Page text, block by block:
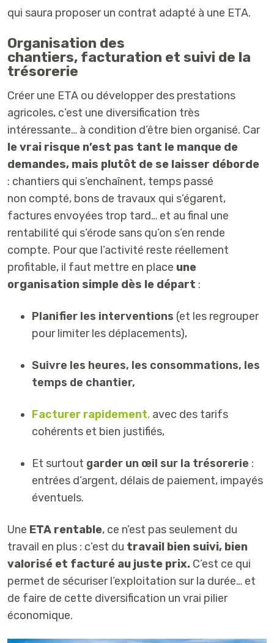
qui saura proposer un contrat adapté à une ETA.
Organisation des
chantiers, facturation et suivi de la
trésorerie
Créer une ETA ou développer des prestations
agricoles, c’est une diversification très
intéressante… à condition d’être bien organisé. Car
le vrai risque n’est pas tant le manque de
demandes, mais plutôt de se laisser déborde
: chantiers qui s’enchaînent, temps passé
non compté, bons de travaux qui s’égarent,
factures envoyées trop tard… et au final une
rentabilité qui s’érode sans qu’on s’en rende
compte. Pour que l’activité reste réellement
profitable, il faut mettre en place une
organisation simple dès le départ :
Planifier les interventions (et les regrouper
pour limiter les déplacements),
Suivre les heures, les consommations, les
temps de chantier,
Facturer rapidement, avec des tarifs
cohérents et bien justifiés,
Et surtout garder un œil sur la trésorerie :
entrées d’argent, délais de paiement, impayés
éventuels.
Une ETA rentable, ce n’est pas seulement du
travail en plus : c’est du travail bien suivi, bien
valorisé et facturé au juste prix. C’est ce qui
permet de sécuriser l’exploitation sur la durée… et
de faire de cette diversification un vrai pilier
économique.